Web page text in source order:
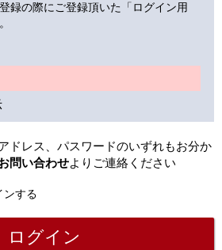
録の際にご登録頂いた「ログイン用
ドレス、パスワードのいずれもお分か
問い合わせよりご連絡ください
ンする